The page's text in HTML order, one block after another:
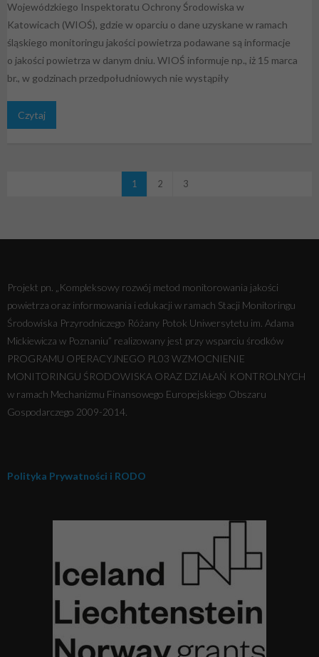
Wojewódzkiego Inspektoratu Ochrony Środowiska w
Katowicach (WIOŚ), gdzie w oparciu o dane uzyskane w ramach
śląskiego monitoringu jakości powietrza podawane są informacje
o jakości powietrza w danym dniu. WIOŚ informuje np., iż 15 marca
br., w godzinach przedpołudniowych nie wystąpiły
Czytaj
1 2 3
Projekt pn. „Kompleksowy rozwój metod monitorowania jakości
powietrza oraz informowania i edukacji w ramach Stacji Monitoringu
Środowiska Przyrodniczego Różany Potok Uniwersytetu im. Adama
Mickiewicza w Poznaniu” realizowany jest przy wsparciu środków
PROGRAMU OPERACYJNEGO PL03 WZMOCNIENIE
MONITORINGU ŚRODOWISKA ORAZ DZIAŁAŃ KONTROLNYCH
w ramach Mechanizmu Finansowego Europejskiego Obszaru
Gospodarczego 2009-2014.
Polityka Prywatności i RODO